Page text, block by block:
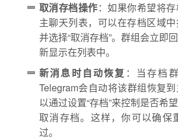
取消存档操作：如果你希望将
主聊天列表，可以在存档区域
并选择“取消存档”。群组会立即
新显示在列表中。
新消息时自动恢复 ：当存档
Telegram会自动将该群组恢复
以通过设置“存档”来控制是否希
取消存档。这样，你可以确保
过。